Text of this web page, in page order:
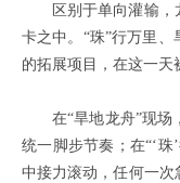
区别于单向灌输
卡之中。“珠”行万里
的拓展项目，在这一天
在“旱地龙舟”现
统一脚步节奏；在“‘
中接力滚动，任何一